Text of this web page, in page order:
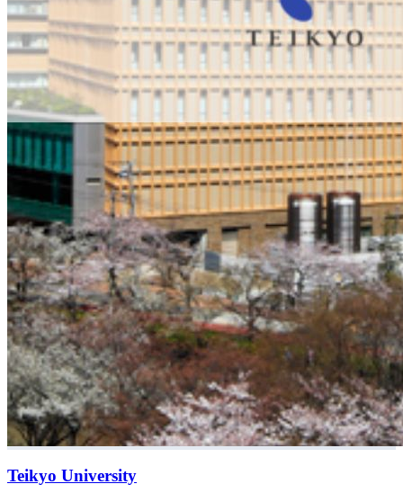
Teikyo University